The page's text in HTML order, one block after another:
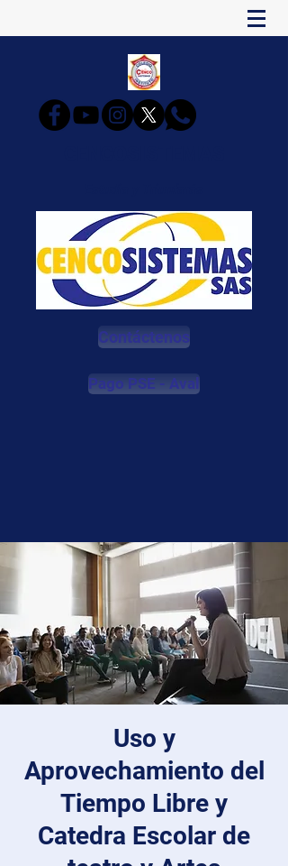
Contáctenos
Pago PSE - Aval
Uso y
Aprovechamiento del
Tiempo Libre y
Catedra Escolar de